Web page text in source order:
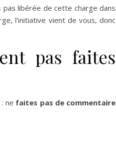
pas libérée de cette charge dans
l’initiative vient de vous, donc
pas faites
ne faites pas de commentaire